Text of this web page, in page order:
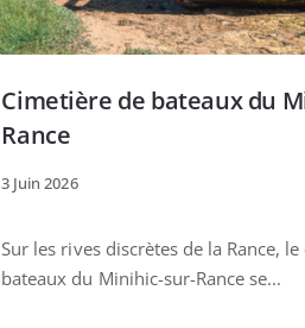
Cimetière de bateaux du
Rance
3 Juin 2026
Sur les rives discrètes de la Rance,
bateaux du Minihic-sur-Rance se...